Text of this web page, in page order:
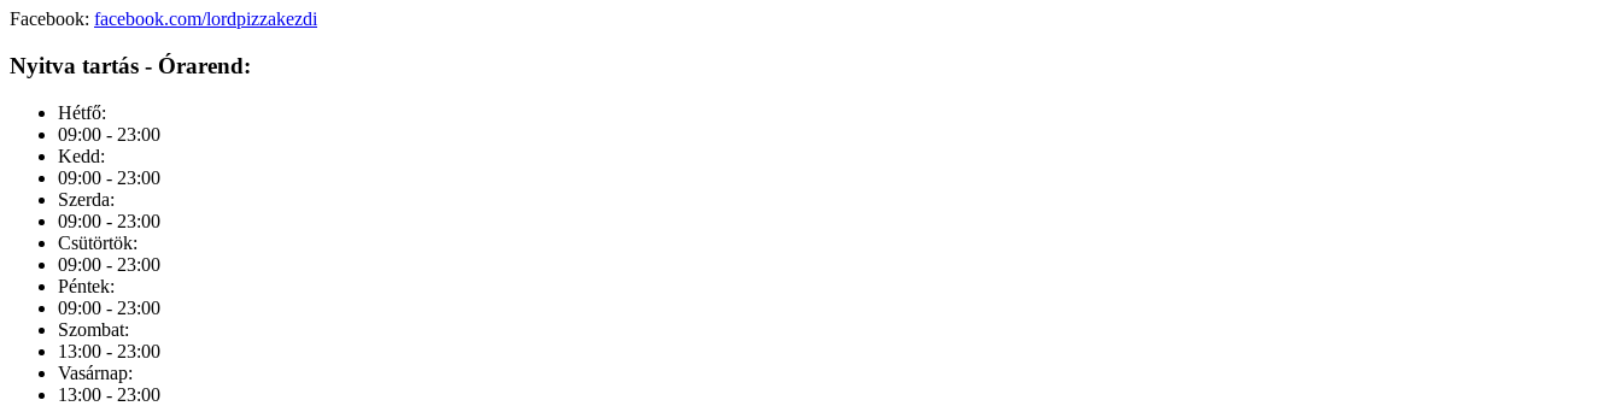
Facebook: facebook.com/lordpizzakezdi
Nyitva tartás - Órarend:
Hétfő:
09:00 - 23:00
Kedd:
09:00 - 23:00
Szerda:
09:00 - 23:00
Csütörtök:
09:00 - 23:00
Péntek:
09:00 - 23:00
Szombat:
13:00 - 23:00
Vasárnap:
13:00 - 23:00